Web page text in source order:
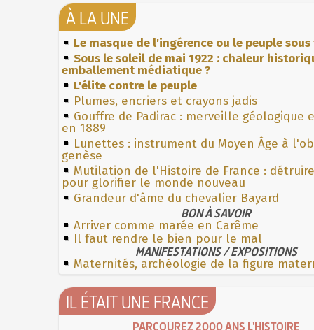
À LA UNE
Le masque de l'ingérence ou le peuple
Sous le soleil de mai 1922 : chaleur
emballement médiatique ?
L'élite contre le peuple
Plumes, encriers et crayons jadis
Gouffre de Padirac : merveille géologique
en 1889
Lunettes : instrument du Moyen Âge à
genèse
Mutilation de l'Histoire de France :
pour glorifier le monde nouveau
Grandeur d'âme du chevalier Bayard
BON À SAVOIR
Arriver comme marée en Carême
Il faut rendre le bien pour le mal
MANIFESTATIONS / EXPOSITIONS
Maternités, archéologie de la figure
IL ÉTAIT UNE FRANCE
PARCOUREZ 2000 ANS L'HISTOIRE